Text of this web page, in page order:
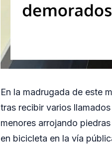
En la madrugada de este
tras recibir varios
menores arrojando
en bicicleta en la vía